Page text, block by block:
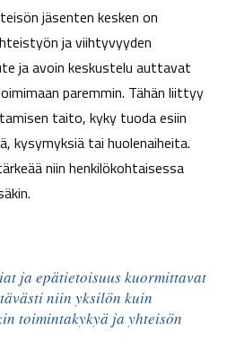
jäsenten kesken on
ja viihtyvyyden
ja avoin keskustelu auttavat
paremmin. Tähän liittyy
taito, kyky tuoda esiin
kysymyksiä tai huolenaiheita.
niin henkilökohtaisessa
ja epätietoisuus kuormittavat
niin yksilön kuin
toimintakykyä ja yhteisön